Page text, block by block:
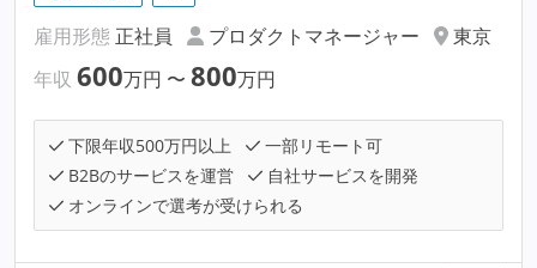
雇用形態 正社員 プロダクトマネージャー
東京
年収 600万円 〜 800万円
下限年収500万円以上
一部リモート可
B2Bのサービスを運営
自社サービスを開発
オンラインで選考が受けられる